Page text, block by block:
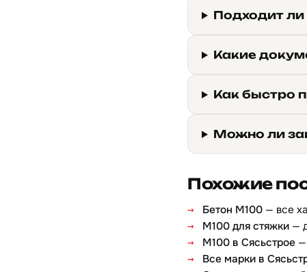
Подходит
Какие
Как быстро
Можно ли
Похожие
Бетон М100 — все
М100 для стяжки —
М100 в Сясьстрое
Все марки в